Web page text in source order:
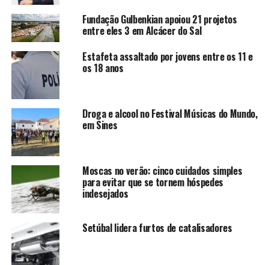
Fundação Gulbenkian apoiou 21 projetos
entre eles 3 em Alcácer do Sal
Estafeta assaltado por jovens entre os 11 e
os 18 anos
Droga e alcool no Festival Músicas do Mundo,
em Sines
Moscas no verão: cinco cuidados simples
para evitar que se tornem hóspedes
indesejados
Setúbal lidera furtos de catalisadores